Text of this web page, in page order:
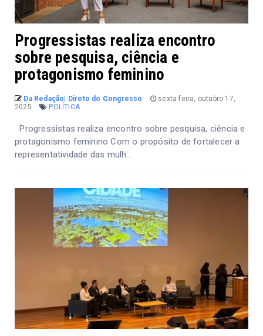
Progressistas realiza encontro
sobre pesquisa, ciência e
protagonismo feminino
Da Redação| Direto do Congresso
sexta-feira, outubro 17,
2025
POLÍTICA
Progressistas realiza encontro sobre pesquisa, ciência e
protagonismo feminino Com o propósito de fortalecer a
representatividade das mulh...